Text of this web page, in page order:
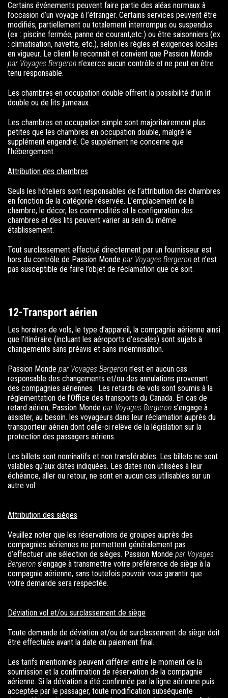
Certains événements peuvent faire partie des aléas normaux à
l’occasion d’un voyage à l’étranger. Certains services peuvent être
modifiés, partiellement ou totalement interrompus ou suspendus
(ex : piscine fermée, panne de courant,etc.) ou être saisonniers (ex
: climatisation, navette, etc.), selon les règles et exigences locales
en vigueur. Le client le reconnaît et convient que Passion Monde
par Voyages Bergeron n’exerce aucun contrôle et ne peut en être
tenu responsable.
Les chambres en occupation double offrent la possibilité d’un lit
double ou de lits jumeaux.
Les chambres en occupation simple sont majoritairement plus
petites que les chambres en occupation double, malgré le
supplément engendré. Ce supplément ne concerne que
l’hébergement.
Attribution des chambres
Seuls les hôteliers sont responsables de l’attribution des chambres
en fonction de la catégorie réservée. L’emplacement de la
chambre, le décor, les commodités et la configuration des
chambres et des lits peuvent varier au sein du même
établissement.
Tout surclassement effectué directement par un fournisseur est
hors du contrôle de Passion Monde par Voyages Bergeron et n’est
pas susceptible de faire l’objet de réclamation que ce soit.
12-Transport aérien
Les horaires de vols, le type d’appareil, la compagnie aérienne ainsi
que l’itinéraire (incluant les aéroports d’escales) sont sujets à
changements sans préavis et sans indemnisation.
Passion Monde par Voyages Bergeron n’est en aucun cas
responsable des changements et/ou des annulations provenant
des compagnies aériennes. Les retards de vols sont soumis à la
réglementation de l’Office des transports du Canada. En cas de
retard aérien, Passion Monde par Voyages Bergeron s’engage à
assister, au besoin. les voyageurs dans leur réclamation auprès du
transporteur aérien dont celle-ci relève de la législation sur la
protection des passagers aériens.
Les billets sont nominatifs et non transférables. Les billets ne sont
valables qu’aux dates indiquées. Les dates non utilisées à leur
échéance, aller ou retour, ne sont en aucun cas utilisables sur un
autre vol.
Attribution des sièges
Veuillez noter que les réservations de groupes auprès des
compagnies aériennes ne permettent généralement pas
d’effectuer une sélection de sièges. Passion Monde par Voyages
Bergeron s’engage à transmettre votre préférence de siège à la
compagnie aérienne, sans toutefois pouvoir vous garantir que
votre demande sera respectée.
Déviation vol et/ou surclassement de siège
Toute demande de déviation et/ou de surclassement de siège doit
être effectuée avant la date du paiement final.
Les tarifs mentionnés peuvent différer entre le moment de la
soumission et la confirmation de réservation de la compagnie
aérienne. Si la déviation a été confirmée par la ligne aérienne puis
acceptée par le passager, toute modification subséquente